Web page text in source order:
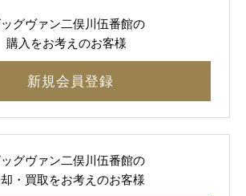
ッグヴァン二俣川伍番館の
購入をお考えのお客様
新規会員登録
ッグヴァン二俣川伍番館の
・買取をお考えのお客様